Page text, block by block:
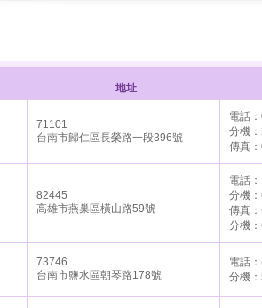
地址
71101
台南市歸仁區長榮路一段396號
電話
分機
傳真
82445
高雄市燕巢區橫山路59號
電話
分機
傳真
分機
73746
台南市鹽水區朝琴路178號
電話
分機